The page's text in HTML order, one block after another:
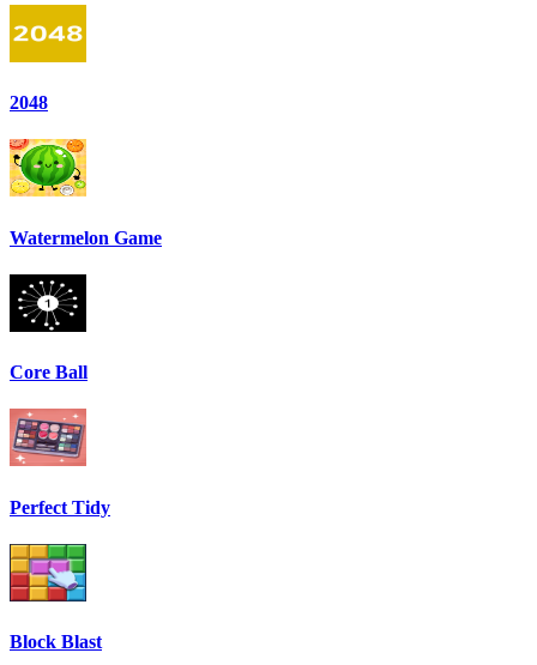
2048
Watermelon Game
Core Ball
Perfect Tidy
Block Blast